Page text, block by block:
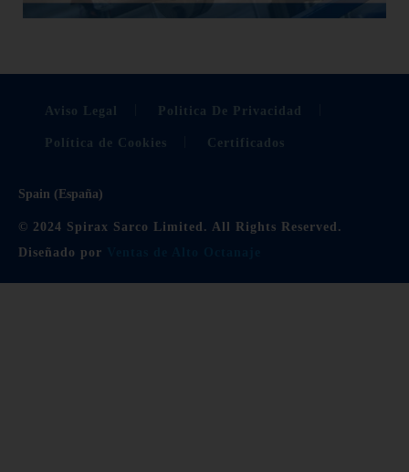
Aviso Legal Politica De Privacidad
Política de Cookies Certificados
Spain (España)
© 2024 Spirax Sarco Limited. All Rights Reserved.
Diseñado por